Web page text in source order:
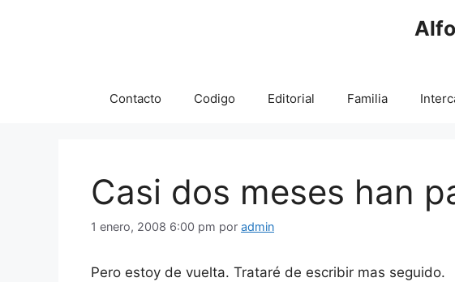
Contacto Codigo Editorial Familia
Casi dos meses han
1 enero, 2008 6:00 pm por admin
Pero estoy de vuelta. Trataré de escribir mas seguido.